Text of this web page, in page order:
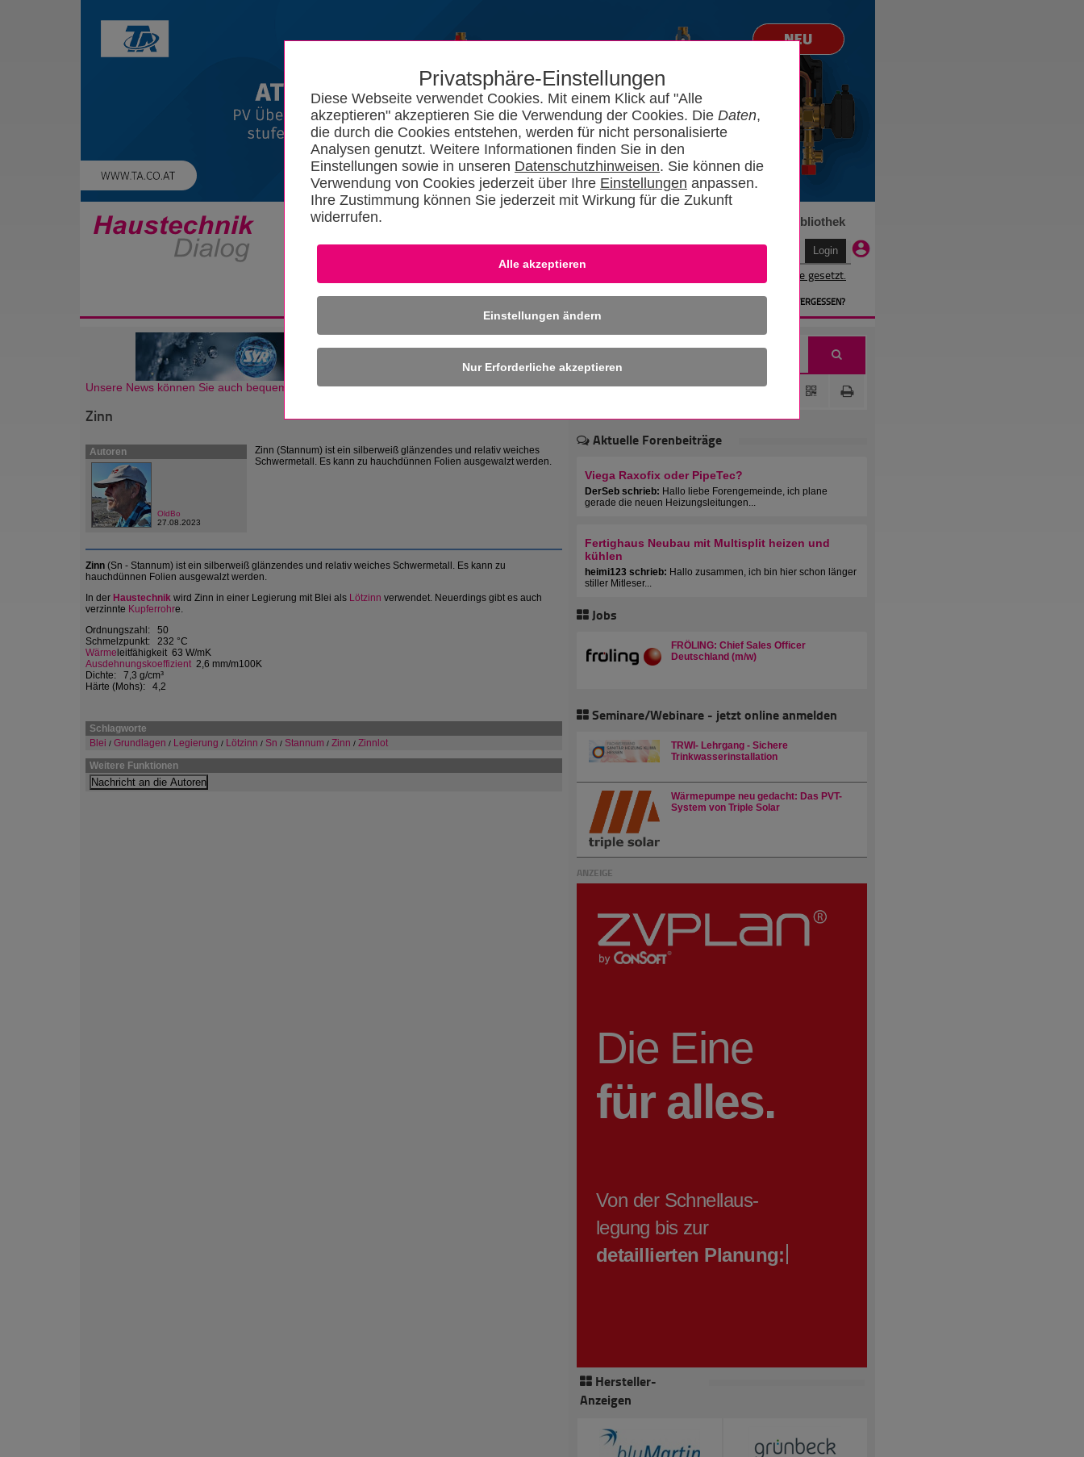
Privatsphäre-Einstellungen
Diese Webseite verwendet Cookies. Mit einem Klick auf "Alle
akzeptieren" akzeptieren Sie die Verwendung der Cookies. Die Daten,
die durch die Cookies entstehen, werden für nicht personalisierte
Analysen genutzt. Weitere Informationen finden Sie in den
Einstellungen sowie in unseren Datenschutzhinweisen. Sie können die
Verwendung von Cookies jederzeit über Ihre Einstellungen anpassen.
Ihre Zustimmung können Sie jederzeit mit Wirkung für die Zukunft
widerrufen.
Einstellungen ändern
Startseite News Bibliothek
Dafür wird ein Cookie gesetzt.
» PASSWORT VERGESSEN?
Unsere News können Sie auch bequem als Newsletter erhalten!
Zinn
Autoren
OldBo
27.08.2023
Zinn (Stannum) ist ein silberweiß glänzendes und relativ weiches
Schwermetall. Es kann zu hauchdünnen Folien ausgewalzt werden.
Zinn (Sn - Stannum) ist ein silberweiß glänzendes und relativ weiches Schwermetall. Es kann zu
hauchdünnen Folien ausgewalzt werden.
In der Haustechnik wird Zinn in einer Legierung mit Blei als Lötzinn verwendet. Neuerdings gibt es auch
verzinnte Kupferrohre.
Ordnungszahl: 50
Schmelzpunkt: 232 °C
Wärme leitfähigkeit 63 W/mK
Ausdehnungskoeffizient2,6 mm/m100K
Dichte: 7,3 g/cm³
Härte (Mohs): 4,2
Schlagworte
Blei / Grundlagen / Legierung / Lötzinn / Sn / Stannum / Zinn / Zinnlot
Weitere Funktionen
Aktuelle Forenbeiträge
Viega Raxofix oder PipeTec?
DerSeb schrieb: Hallo liebe Forengemeinde, ich plane
gerade die neuen Heizungsleitungen...
Fertighaus Neubau mit Multisplit heizen und
kühlen
heimi123 schrieb: Hallo zusammen, ich bin hier schon länger
stiller Mitleser...
Jobs
FRÖLING: Chief Sales Officer
Deutschland (m/w)
Seminare/Webinare - jetzt online anmelden
TRWI- Lehrgang - Sichere
Trinkwasserinstallation
Wärmepumpe neu gedacht: Das PVT-
System von Triple Solar
ANZEIGE
Hersteller-
Anzeigen